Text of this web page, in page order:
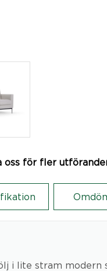
oss för fler
i lite stram modern